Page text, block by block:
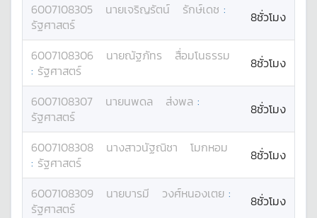
6007108305 นายเจริญรัตน์ รักษ์เดช :
รัฐศาสตร์
8ชั่วโมง
6007108306 นายณัฐภัทร
สื่อมโนธรรม
: รัฐศาสตร์ 8ชั่วโมง
6007108307 นายนพดล ส่งพล :
รัฐศาสตร์
8ชั่วโมง
6007108308 นางสาวนัฐณิชา
โมกหอม
: รัฐศาสตร์ 8ชั่วโมง
6007108309 นายบารมี วงศ์หนองเตย :
รัฐศาสตร์
8ชั่วโมง